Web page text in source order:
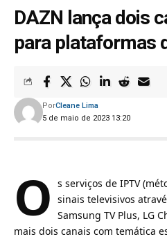
DAZN lança dois
para plataformas
5 de maio de 2023 13:20
PorCleane Lima
O s serviços de IPTV
sinais televisivos
Samsung TV Plus, LG
mais dois canais com temática